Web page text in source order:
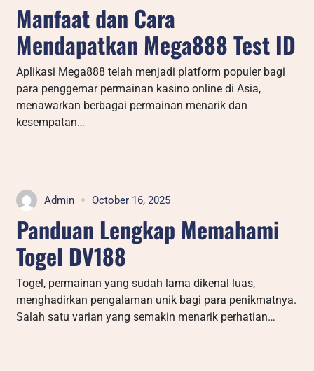
Manfaat dan Cara
Mendapatkan Mega888 Test ID
Aplikasi Mega888 telah menjadi platform populer bagi
para penggemar permainan kasino online di Asia,
menawarkan berbagai permainan menarik dan
kesempatan…
Admin October 16, 2025
Panduan Lengkap Memahami
Togel DV188
Togel, permainan yang sudah lama dikenal luas,
menghadirkan pengalaman unik bagi para penikmatnya.
Salah satu varian yang semakin menarik perhatian…